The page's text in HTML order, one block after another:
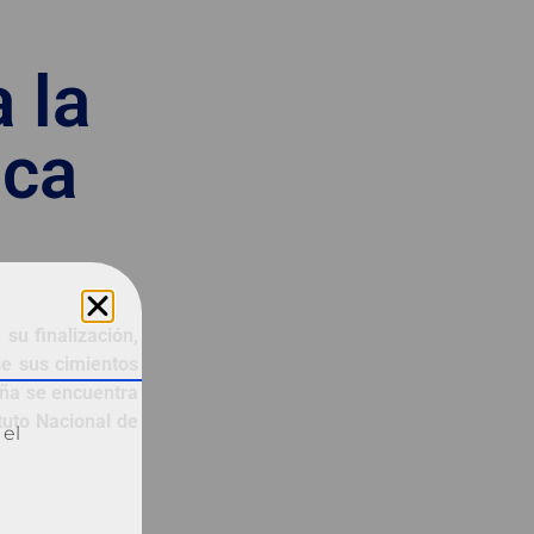
la
finalización,
sus cimientos
se encuentra
Nacional de